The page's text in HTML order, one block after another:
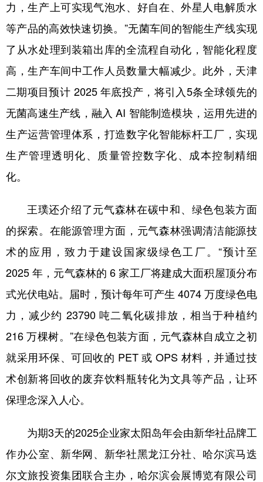
力，生产上可实现气泡水、好自在、外星人电解质水
等产品的高效快速切换。”无菌车间的智能生产线实现
了从水处理到装箱出库的全流程自动化，智能化程度
高，生产车间中工作人员数量大幅减少。此外，天津
二期项目预计 2025 年底投产，将引入5条全球领先的
无菌高速生产线，融入 AI 智能制造模块，运用先进的
生产运营管理体系，打造数字化智能标杆工厂，实现
生产管理透明化、质量管控数字化、成本控制精细
化。
王璞还介绍了元气森林在碳中和、绿色包装方面
的探索。在能源管理方面，元气森林强调清洁能源技
术的应用，致力于建设国家级绿色工厂。“预计至
2025 年，元气森林的 6 家工厂将建成大面积屋顶分布
式光伏电站。届时，预计每年可产生 4074 万度绿色电
力，减少约 23790 吨二氧化碳排放，相当于种植约
216 万棵树。”在绿色包装方面，元气森林自成立之初
就采用环保、可回收的 PET 或 OPS 材料，并通过技
术创新将回收的废弃饮料瓶转化为文具等产品，让环
保理念深入人心。
为期3天的2025企业家太阳岛年会由新华社品牌工
作办公室、新华网、新华社黑龙江分社、哈尔滨马迭
尔文旅投资集团联合主办，哈尔滨会展博览有限公司